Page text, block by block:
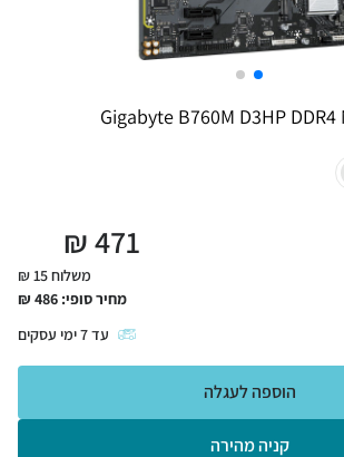
471
₪
משלוח 15 ₪
מחיר סופי: 486
₪
עד7ימי עסקים
קניה מהירה
הוספה לעגלה